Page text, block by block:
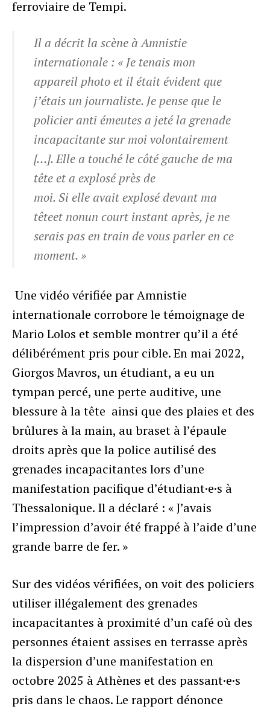
ferroviaire de Tempi.
Il a décrit la scène à Amnistie
internationale : « Je tenais mon
appareil photo et il était évident que
j’étais un journaliste. Je pense que le
policier anti émeutes a jeté la grenade
incapacitante sur moi volontairement
[…]. Elle a touché le côté gauche de ma
tête et a explosé près de
moi. Si elle avait explosé devant ma
têteet nonun court instant après, je ne
serais pas en train de vous parler en ce
moment. »
Une vidéo vérifiée par Amnistie
internationale corrobore le témoignage de
Mario Lolos et semble montrer qu’il a été
délibérément pris pour cible. En mai 2022,
Giorgos Mavros, un étudiant, a eu un
tympan percé, une perte auditive, une
blessure à la tête ainsi que des plaies et des
brûlures à la main, au braset à l’épaule
droits après que la police autilisé des
grenades incapacitantes lors d’une
manifestation pacifique d’étudiant·e·s à
Thessalonique. Il a déclaré : « J’avais
l’impression d’avoir été frappé à l’aide d’une
grande barre de fer. »
Sur des vidéos vérifiées, on voit des policiers
utiliser illégalement des grenades
incapacitantes à proximité d’un café où des
personnes étaient assises en terrasse après
la dispersion d’une manifestation en
octobre 2025 à Athènes et des passant·e·s
pris dans le chaos. Le rapport dénonce